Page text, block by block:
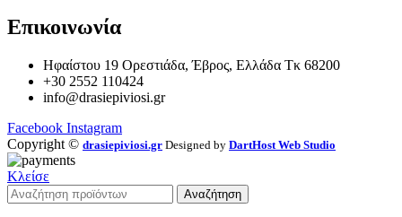
Επικοινωνία
Ηφαίστου 19 Ορεστιάδα, Έβρος, Ελλάδα Τκ 68200
+30 2552 110424
info@drasiepiviosi.gr
Facebook Instagram
Copyright © drasiepiviosi.gr Designed by DartHost Web Studio
Κλείσε
Αναζήτηση